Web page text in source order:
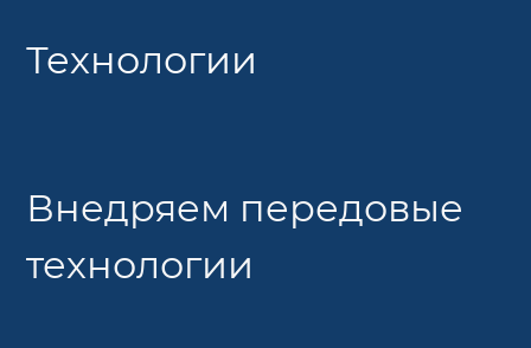
Технологии
Внедряем передовые
технологии